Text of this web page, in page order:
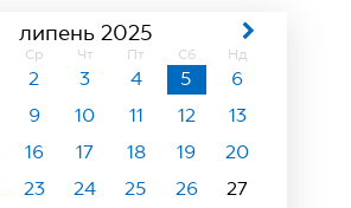
липень 2025
Ср Чт Пт Сб Нд
2 3 4 5
6
9 10 11 12
13
16 17 18 19
20
23 24 25 26
27